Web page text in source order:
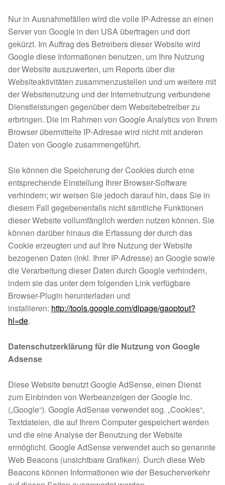
Nur in Ausnahmefällen wird die volle IP-Adresse an einen
Server von Google in den USA übertragen und dort
gekürzt. Im Auftrag des Betreibers dieser Website wird
Google diese Informationen benutzen, um Ihre Nutzung
der Website auszuwerten, um Reports über die
Websiteaktivitäten zusammenzustellen und um weitere mit
der Websitenutzung und der Internetnutzung verbundene
Dienstleistungen gegenüber dem Websitebetreiber zu
erbringen. Die im Rahmen von Google Analytics von Ihrem
Browser übermittelte IP-Adresse wird nicht mit anderen
Daten von Google zusammengeführt.
Sie können die Speicherung der Cookies durch eine
entsprechende Einstellung Ihrer Browser-Software
verhindern; wir weisen Sie jedoch darauf hin, dass Sie in
diesem Fall gegebenenfalls nicht sämtliche Funktionen
dieser Website vollumfänglich werden nutzen können. Sie
können darüber hinaus die Erfassung der durch das
Cookie erzeugten und auf Ihre Nutzung der Website
bezogenen Daten (inkl. Ihrer IP-Adresse) an Google sowie
die Verarbeitung dieser Daten durch Google verhindern,
indem sie das unter dem folgenden Link verfügbare
Browser-Plugin herunterladen und
installieren: http://tools.google.com/dlpage/gaoptout?
hl=de.
Datenschutzerklärung für die Nutzung von Google
Adsense
Diese Website benutzt Google AdSense, einen Dienst
zum Einbinden von Werbeanzeigen der Google Inc.
(„Google“). Google AdSense verwendet sog. „Cookies“,
Textdateien, die auf Ihrem Computer gespeichert werden
und die eine Analyse der Benutzung der Website
ermöglicht. Google AdSense verwendet auch so genannte
Web Beacons (unsichtbare Grafiken). Durch diese Web
Beacons können Informationen wie der Besucherverkehr